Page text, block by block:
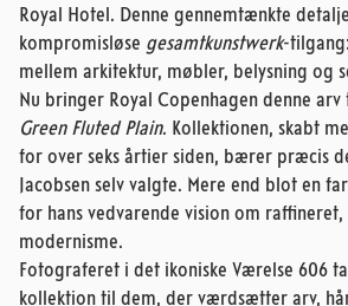
Royal Hotel. Denne gennemtænkte
kompromisløse gesamtkunstwerk-
mellem arkitektur, møbler, belysning og
Nu bringer Royal Copenhagen denne
Green Fluted Plain. Kollektionen, skabt
for over seks årtier siden, bærer præcis
Jacobsen selv valgte. Mere end blot en
for hans vedvarende vision om
modernisme.
Fotograferet i det ikoniske Værelse 606
kollektion til dem, der værdsætter arv,